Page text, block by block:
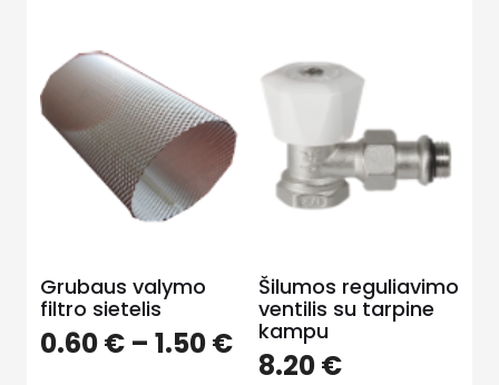
Grubaus valymo
filtro sietelis
0.60€ – 1.50€
Šilumos reguliavimo
ventilis su tarpine
kampu
8.20€